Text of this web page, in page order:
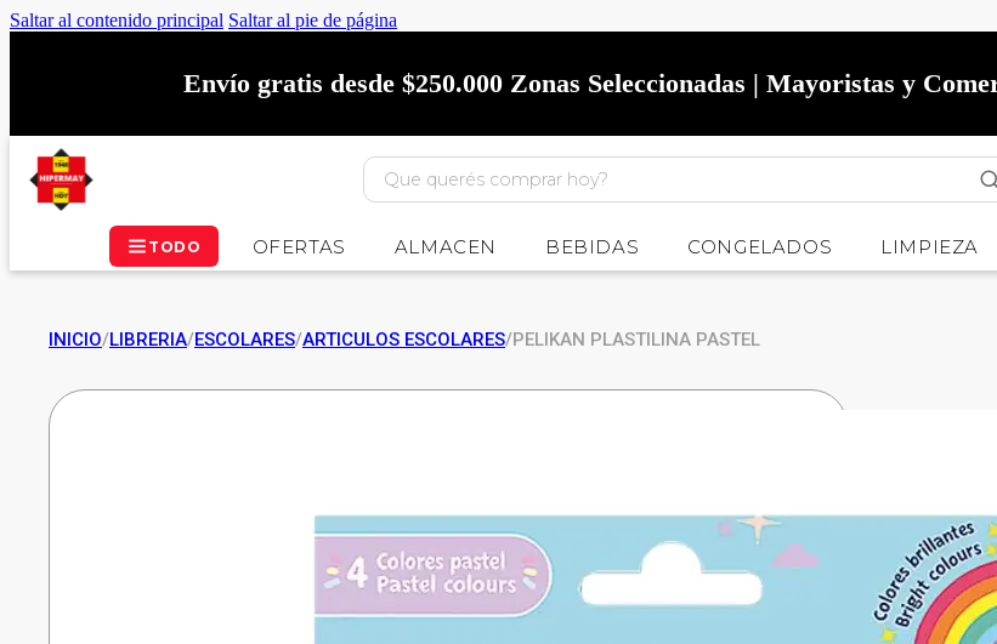
Saltar al contenido principal Saltar al pie de página
Envío gratis desde $250.000 Zonas Seleccionadas | Mayoristas y
TODO OFERTAS ALMACEN BEBIDAS CONGELADOS LIMPIEZA
INICIO/LIBRERIA/ESCOLARES/ARTICULOS ESCOLARES/PELIKAN PLASTILINA PASTEL